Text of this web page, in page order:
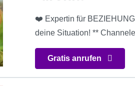
❤️ Expertin für
deine Situation! **
Gratis anrufen